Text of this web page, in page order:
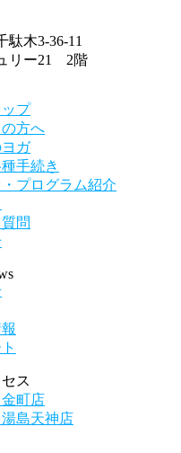
駄木3-36-11
リー21 2階
プ
方へ
ガ
手続き
プログラム紹介
問
ス
町店
島天神店